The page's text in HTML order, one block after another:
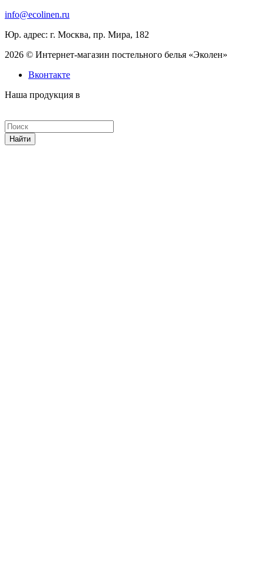
info@ecolinen.ru
Юр. адрес: г. Москва, пр. Мира, 182
2026 © Интернет-магазин постельного белья «Эколен»
Вконтакте
Наша продукция в
Найти